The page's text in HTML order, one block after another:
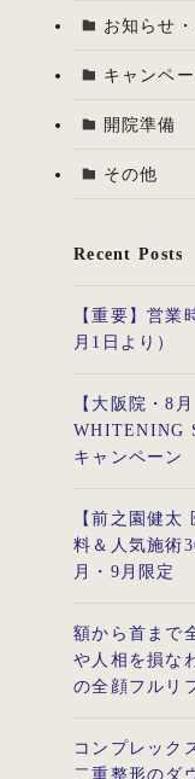
お知らせ
キャンペ
開院準備
その他
Recent Posts
【重要】営業
月1日より）
【大阪院・8
WHITENING
キャンペーン
【前之園健
料＆人気施術
月・9月限定
額から首まで
や人相を損な
の全顔フルリ
コンプレック
二重整形のダ